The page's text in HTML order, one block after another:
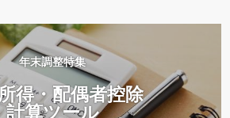
年末調整特集
得・配偶者控除
計算ツール